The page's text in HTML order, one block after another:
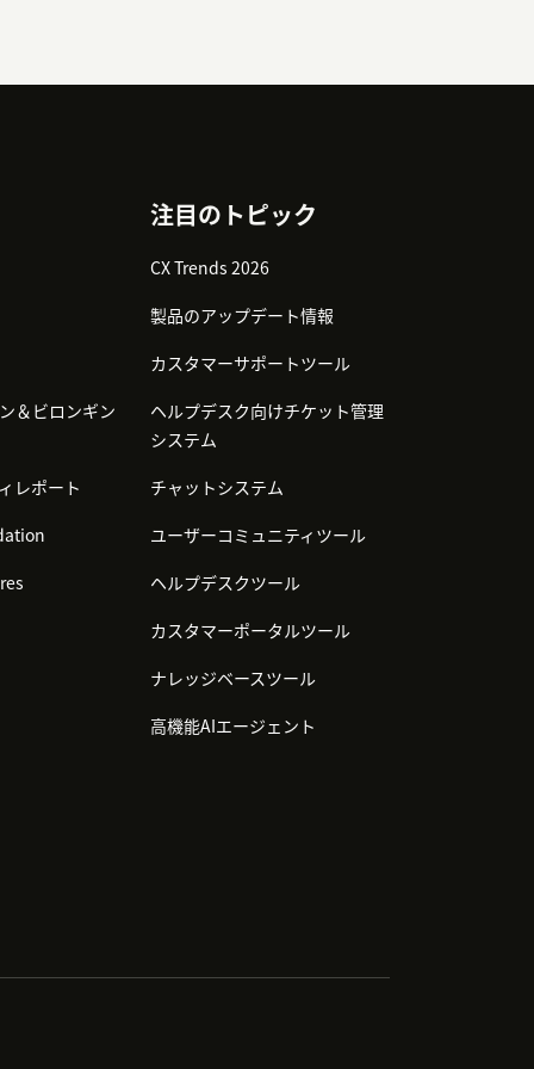
＆ビロンギン
レポート
注目のトピック
CX Trends 2026
製品のアップデート情報
カスタマーサポートツール
ヘルプデスク向けチケット管理
システム
チャットシステム
ユーザーコミュニティツール
ヘルプデスクツール
カスタマーポータルツール
ナレッジベースツール
高機能AIエージェント